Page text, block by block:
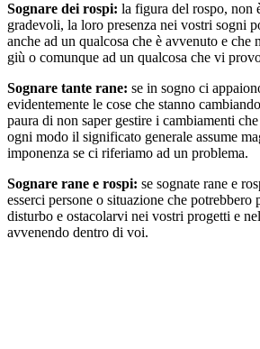
Sognare dei rospi: la figura del rospo, non
gradevoli, la loro presenza nei vostri sogni
anche ad un qualcosa che è avvenuto e che
giù o comunque ad un qualcosa che vi
Sognare tante rane: se in sogno ci
evidentemente le cose che stanno
paura di non saper gestire i cambiamenti
ogni modo il significato generale assume
imponenza se ci riferiamo ad un problema.
Sognare rane e rospi: se sognate rane e
esserci persone o situazione che potrebbero
disturbo e ostacolarvi nei vostri progetti e
avvenendo dentro di voi.